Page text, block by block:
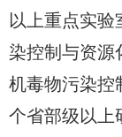
以上重点实验
染控制与资源
机毒物污染控
个省部级以上